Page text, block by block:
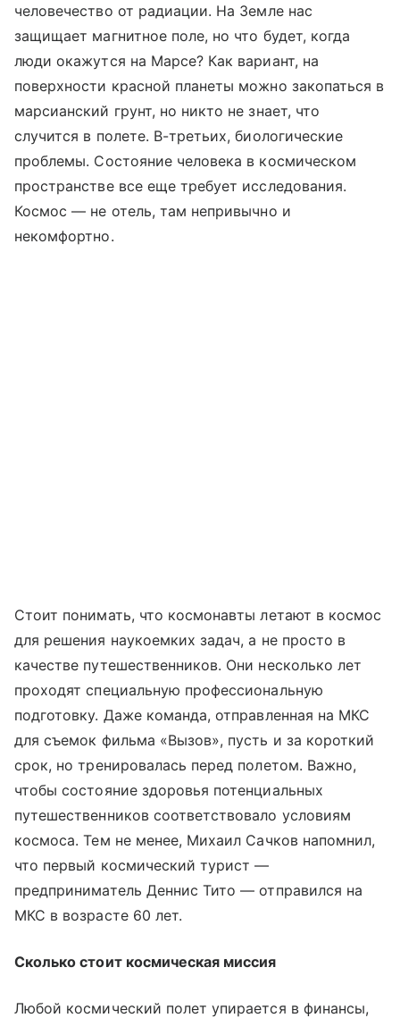
человечество от радиации. На Земле нас
защищает магнитное поле, но что будет, когда
люди окажутся на Марсе? Как вариант, на
поверхности красной планеты можно закопаться в
марсианский грунт, но никто не знает, что
случится в полете. В-третьих, биологические
проблемы. Состояние человека в космическом
пространстве все еще требует исследования.
Космос — не отель, там непривычно и
некомфортно.
Стоит понимать, что космонавты летают в космос
для решения наукоемких задач, а не просто в
качестве путешественников. Они несколько лет
проходят специальную профессиональную
подготовку. Даже команда, отправленная на МКС
для съемок фильма «Вызов», пусть и за короткий
срок, но тренировалась перед полетом. Важно,
чтобы состояние здоровья потенциальных
путешественников соответствовало условиям
космоса. Тем не менее, Михаил Сачков напомнил,
что первый космический турист —
предприниматель Деннис Тито — отправился на
МКС в возрасте 60 лет.
Сколько стоит космическая миссия
Любой космический полет упирается в финансы,